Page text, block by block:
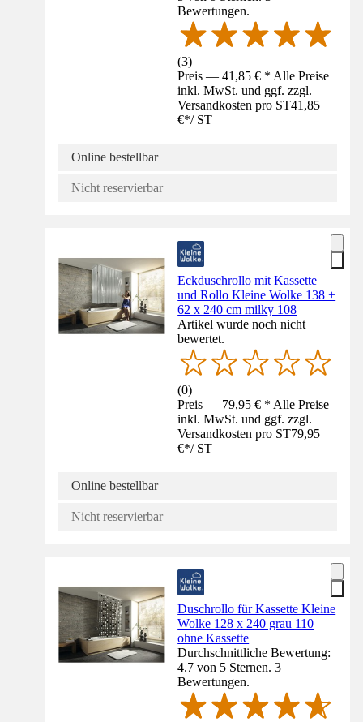
Bewertungen.
(3)
Preis — 41,85 € * Alle Preise
inkl. MwSt. und ggf. zzgl.
Versandkosten pro ST41,85
€*/ ST
Online bestellbar
Nicht reservierbar
Eckduschrollo mit Kassette
und Rollo Kleine Wolke 138 +
62 x 240 cm milky 108
Artikel wurde noch nicht
bewertet.
(0)
Preis — 79,95 € * Alle Preise
inkl. MwSt. und ggf. zzgl.
Versandkosten pro ST79,95
€*/ ST
Online bestellbar
Nicht reservierbar
Duschrollo für Kassette Kleine
Wolke 128 x 240 grau 110
ohne Kassette
Durchschnittliche Bewertung:
4.7 von 5 Sternen. 3
Bewertungen.